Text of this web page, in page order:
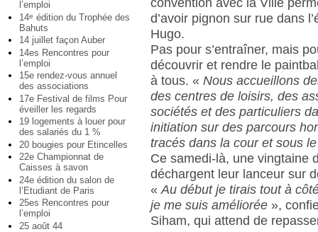
l’emploi
14e édition du Trophée des
Bahuts
14 juillet façon Auber
14es Rencontres pour
l’emploi
15e rendez-vous annuel
des associations
17e Festival de films Pour
éveiller les regards
19 logements à louer pour
des salariés du 1 %
20 bougies pour Etincelles
22e Championnat de
Caisses à savon
24e édition du salon de
l’Etudiant de Paris
25es Rencontres pour
l’emploi
25 août 44
d’avoir pignon sur rue dans
Hugo.
Pas pour s’entraîner, mais
découvrir et rendre le
à tous. «Nous accueillons
des centres de loisirs, des
sociétés et des particuliers
initiation sur des parcours
tracés dans la cour et sous
Ce samedi-là, une vingtaine
déchargent leur lanceur sur
«Au début je tirais tout à
je me suis améliorée »,
Siham, qui attend de